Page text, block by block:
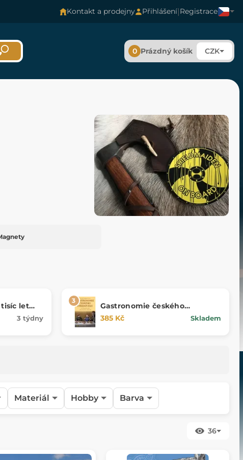
Kontakt a prodejny Přihlášení|Registrace
0 Prázdný košík CZK
tisíc let
3 týdny
Gastronomie českého
středověku
385 Kč Skladem
Materiál Hobby Barva
36